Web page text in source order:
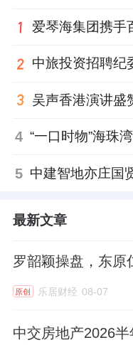
4
5
最新文章
罗韶颖操盘，东原
原创 乐居财经 08-07
中交房地产2026